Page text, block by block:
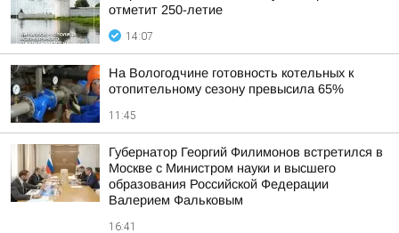
отметит 250-летие
14:07
На Вологодчине готовность котельных к
отопительному сезону превысила 65%
11:45
Губернатор Георгий Филимонов встретился в
Москве с Министром науки и высшего
образования Российской Федерации
Валерием Фальковым
16:41